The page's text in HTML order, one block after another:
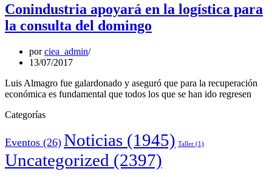
Conindustria apoyará en la logística para
la consulta del domingo
porciea_admin
13/07/2017
Luis Almagro fue galardonado y aseguró que para la recuperación
económica es fundamental que todos los que se han ido regresen
Categorías
Eventos (26) Noticias (1945) Taller (1)
Uncategorized (2397)